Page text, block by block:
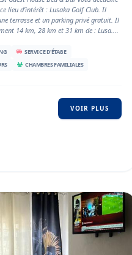
lieu d’intérêt : Lusaka Golf Club. Il
terrasse et un parking privé gratuit. Il
14 km, 28 km et 31 km de : Lusa....
SERVICE D'ÉTAGE
CHAMBRES FAMILIALES
VOIR PLUS